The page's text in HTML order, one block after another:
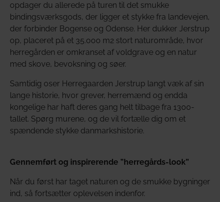
opdager du allerede på turen til det smukke
bindingsværksgods, der ligger et stykke fra landevejen,
der forbinder Bogense og Odense. Her dukker Jerstrup
op, placeret på et 35.000 m2 stort naturområde, hvor
herregården er omkranset af voldgrave og en natur
med skove, bevoksning og søer.
Samtidig oser Herregaarden Jerstrup langt væk af sin
lange historie, hvor grever, herremænd og endda
kongelige har haft deres gang helt tilbage fra 1300-
tallet. Spørg murene, og de vil fortælle dig om et
spændende stykke danmarkshistorie.
Gennemført og inspirerende ”herregårds-look”
Når du først har taget naturen og de smukke bygninger
ind, så fortsætter oplevelsen indenfor.